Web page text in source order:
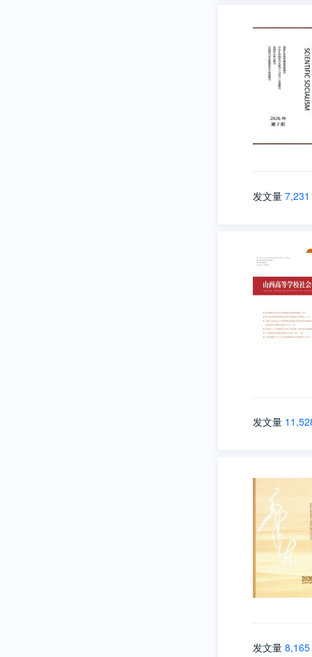
发文量 7,231
发文量
发文量 8,165